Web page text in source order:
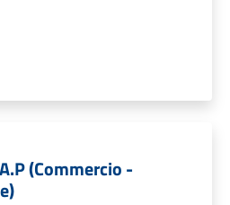
(Commercio -